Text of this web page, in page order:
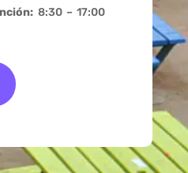
8:30 – 17:00